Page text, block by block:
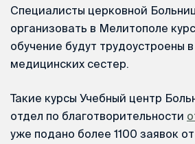
Специалисты церковной
организовать в Мелитополе
обучение будут трудоустроены
медицинских сестер.
Такие курсы Учебный центр
отдел по благотворительности
уже подано более 1100 заявок